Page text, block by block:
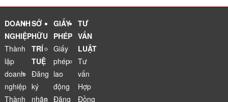
ăn uống
DOANH
NGHIỆP
Thành
lập
doanh
nghiệp
Thành
SỞ
HỮU
TRÍ
TUỆ
Đăng
ký
nhãn
GIẤY
PHÉP
Giấy
phép
lao
động
Đăng
TƯ
VẤN
LUẬT
Tư
vấn
Hợp
Đồng